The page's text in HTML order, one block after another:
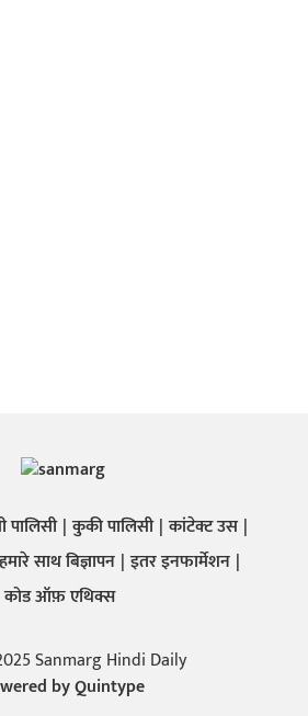
पालिसी कुकी पालिसी कांटेक्ट उस
साथ बिज्ञापन इतर इनफार्मेशन
कोड ऑफ़ एथिक्स
Sanmarg Hindi Daily
byQuintype